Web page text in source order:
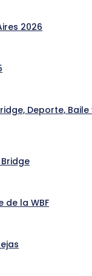
2026
Deporte, Baile
de la WBF